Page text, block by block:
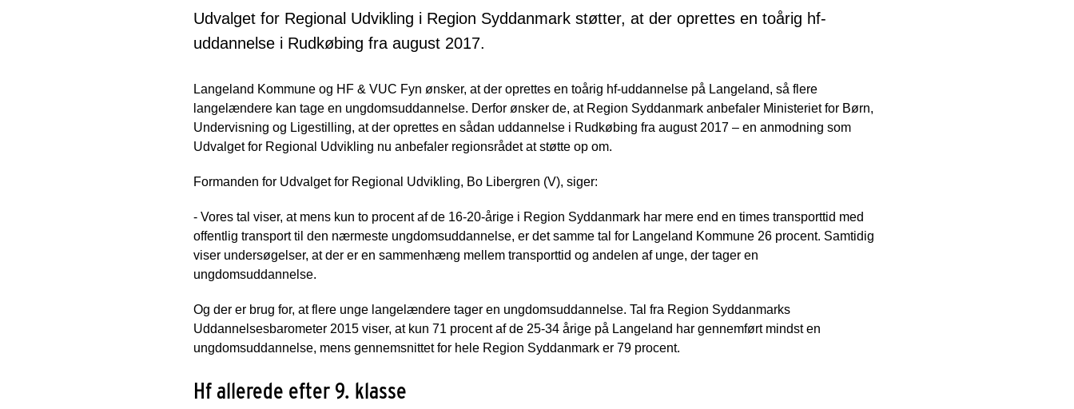
Udvalget for Regional Udvikling i Region Syddanmark støtter, at der oprettes en toårig hf-
uddannelse i Rudkøbing fra august 2017.
Langeland Kommune og HF & VUC Fyn ønsker, at der oprettes en toårig hf-uddannelse på Langeland, så flere
langelændere kan tage en ungdomsuddannelse. Derfor ønsker de, at Region Syddanmark anbefaler Ministeriet for Børn,
Undervisning og Ligestilling, at der oprettes en sådan uddannelse i Rudkøbing fra august 2017 – en anmodning som
Udvalget for Regional Udvikling nu anbefaler regionsrådet at støtte op om.
Formanden for Udvalget for Regional Udvikling, Bo Libergren (V), siger:
- Vores tal viser, at mens kun to procent af de 16-20-årige i Region Syddanmark har mere end en times transporttid med
offentlig transport til den nærmeste ungdomsuddannelse, er det samme tal for Langeland Kommune 26 procent. Samtidig
viser undersøgelser, at der er en sammenhæng mellem transporttid og andelen af unge, der tager en
ungdomsuddannelse.
Og der er brug for, at flere unge langelændere tager en ungdomsuddannelse. Tal fra Region Syddanmarks
Uddannelsesbarometer 2015 viser, at kun 71 procent af de 25-34 årige på Langeland har gennemført mindst en
ungdomsuddannelse, mens gennemsnittet for hele Region Syddanmark er 79 procent.
Hf allerede efter 9. klasse